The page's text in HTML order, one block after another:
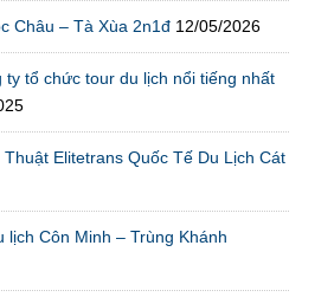
Châu – Tà Xùa 2n1đ 12/05/2026
ty tổ chức tour du lịch nổi tiếng nhất
Elitetrans Quốc Tế Du Lịch Cát
lịch Côn Minh – Trùng Khánh